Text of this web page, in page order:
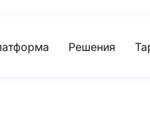
Решения